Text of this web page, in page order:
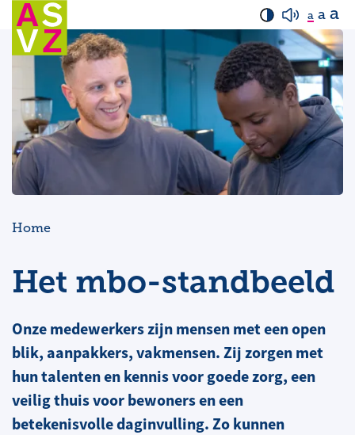
a a a
Home
Het mbo-standbeeld
Onze medewerkers zijn mensen met een open
blik, aanpakkers, vakmensen. Zij zorgen met
hun talenten en kennis voor goede zorg, een
veilig thuis voor bewoners en een
betekenisvolle daginvulling. Zo kunnen